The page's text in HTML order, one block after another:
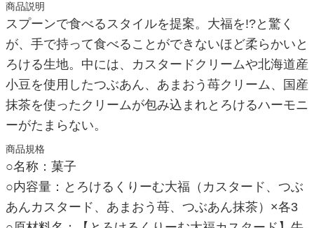
商品説明
スプーンで食べるスタイルを提案。大福を!?と驚く
が、手で持って食べることができないほど柔らかいと
ろける生地。中には、カスタードクリームや北海道産
小豆を使用したつぶあん、あまおう苺クリーム、国産
抹茶を使ったクリームが包み込まれとろけるハーモニ
ーがたまらない。
商品規格
○名称：菓子
○内容量：とろけるくりーむ大福（カスタード、つぶ
あんカスタード、あまおう苺、つぶあん抹茶）×各3